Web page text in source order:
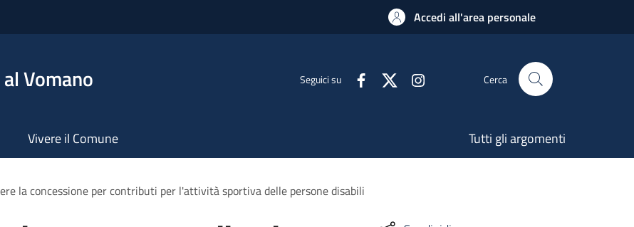
Accedi all'area personale
Vomano Seguici su Cerca
Vivere il Comune Tutti gli argomenti
la concessione per contributi per l'attività sportiva delle persone disabili